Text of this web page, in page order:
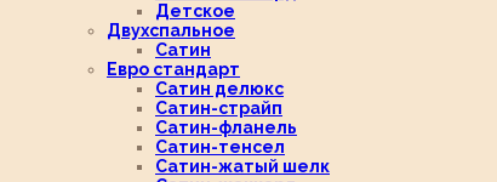
Детское
Двухспальное
Сатин
Евро стандарт
Сатин делюкс
Сатин-страйп
Сатин-фланель
Сатин-тенсел
Сатин-жатый шелк